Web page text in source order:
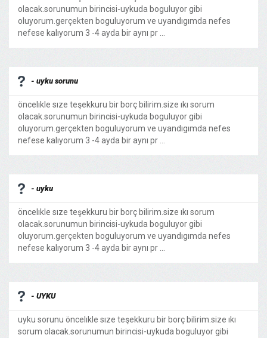
olacak.sorunumun birincisi-uykuda boguluyor gibi
oluyorum.gerçekten boguluyorum ve uyandıgımda nefes
nefese kalıyorum 3 -4 ayda bir aynı pr ...
- uyku sorunu
öncelıkle sıze teşekkuru bir borç bilirim.size ıkı sorum
olacak.sorunumun birincisi-uykuda boguluyor gibi
oluyorum.gerçekten boguluyorum ve uyandıgımda nefes
nefese kalıyorum 3 -4 ayda bir aynı pr ...
- uyku
öncelıkle sıze teşekkuru bir borç bilirim.size ıkı sorum
olacak.sorunumun birincisi-uykuda boguluyor gibi
oluyorum.gerçekten boguluyorum ve uyandıgımda nefes
nefese kalıyorum 3 -4 ayda bir aynı pr ...
- UYKU
uyku sorunu öncelıkle sıze teşekkuru bir borç bilirim.size ıkı
sorum olacak.sorunumun birincisi-uykuda boguluyor gibi